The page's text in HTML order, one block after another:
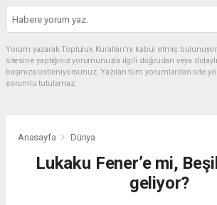
Yorum yazarak Topluluk Kuralları’nı kabul etmiş
sitesine yaptığınız yorumunuzla ilgili doğrudan veya
başınıza üstleniyorsunuz. Yazılan tüm yorumlardan site
sorumlu tutulamaz.
Anasayfa Dünya
Lukaku Fener’e mi,
geliyor?